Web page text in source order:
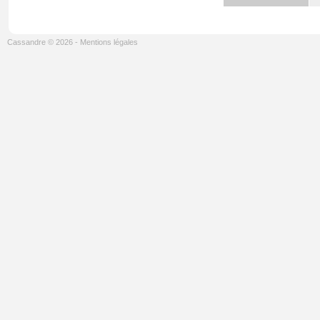
Cassandre © 2026 - Mentions légales